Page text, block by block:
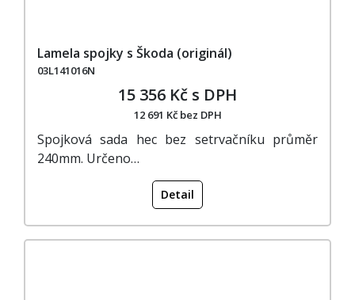
Lamela spojky s Škoda (originál)
03L141016N
15 356 Kč s DPH
12 691 Kč bez DPH
Spojková sada hec bez setrvačníku průměr
240mm. Určeno…
Detail